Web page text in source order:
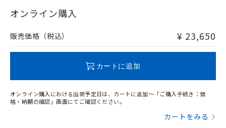
在庫等で未対応品が混在する可能性があります。
問い合わせください。
オンライン購入
販売価格（税込） ¥ 23,650
カートに追加
オンライン購入における出荷予定日は、カートに追加～「ご購入手続き：価
格・納期の確認」画面にてご確認ください。
カートをみる